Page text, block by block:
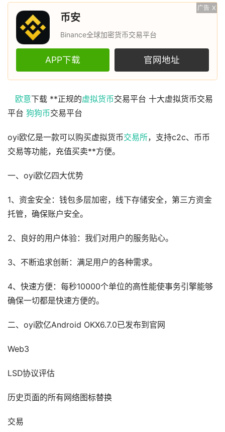
广告 X
币安
Binance全球加密货币交易平台
APP下载 官网地址
欧意下载 **正规的虚拟货币交易平台 十大虚拟货币交易
平台 狗狗币交易平台
oyi欧亿是一款可以购买虚拟货币交易所，支持c2c、币币
交易等功能，充值买卖**方便。
一、oyi欧亿四大优势
1、资金安全：钱包多层加密，线下存储安全，第三方资金
托管，确保账户安全。
2、良好的用户体验：我们对用户的服务贴心。
3、不断追求创新：满足用户的各种需求。
4、快速方便：每秒10000个单位的高性能使事务引擎能够
确保一切都是快速方便的。
二、oyi欧亿Android OKX6.7.0已发布到官网
Web3
LSD协议评估
历史页面的所有网络图标替换
交易